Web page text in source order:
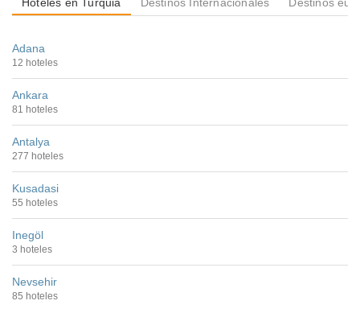
Adana
12 hoteles
Ankara
81 hoteles
Antalya
277 hoteles
Kusadasi
55 hoteles
Inegöl
3 hoteles
Nevsehir
85 hoteles